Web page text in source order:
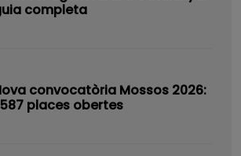
completa
convocatòria Mossos 2026:
places obertes